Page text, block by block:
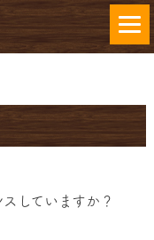
していますか？